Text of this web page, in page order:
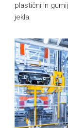
plastični in
jekla.